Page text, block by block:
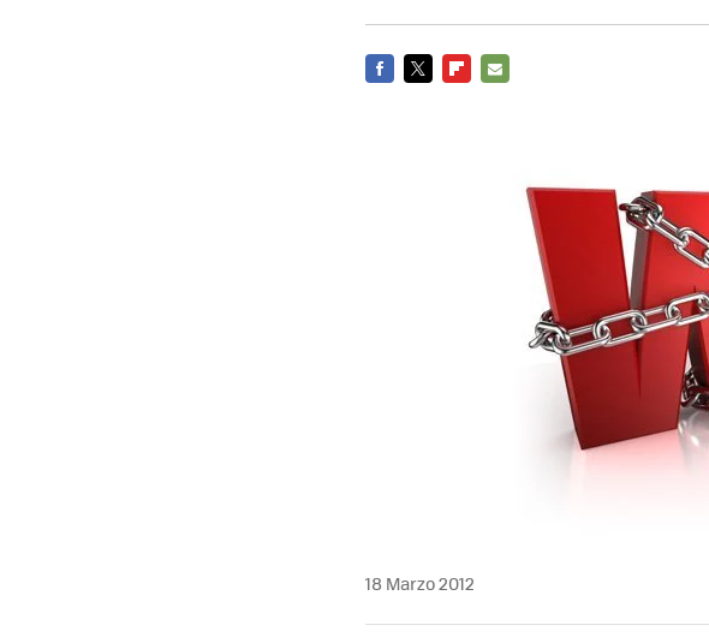
18 Marzo 2012